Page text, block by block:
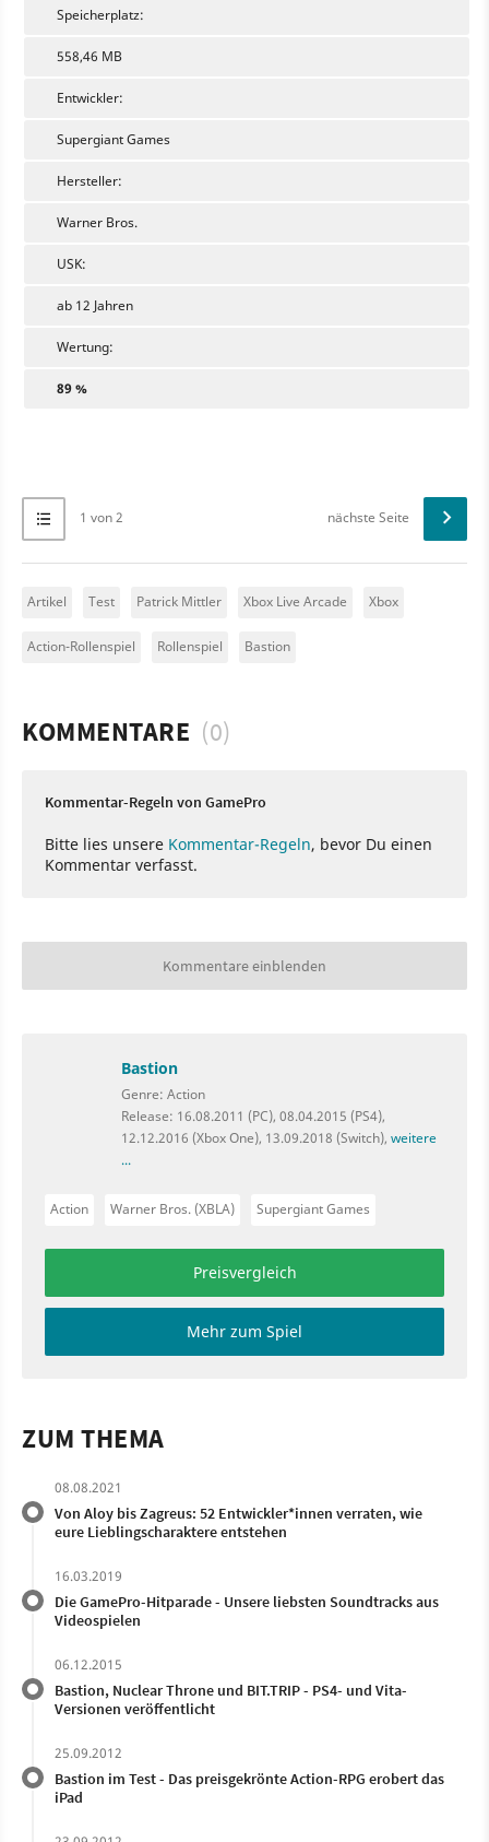
Speicherplatz:
558,46 MB
Entwickler:
Supergiant Games
Hersteller:
Warner Bros.
USK:
ab 12 Jahren
Wertung:
89 %
1 von 2 nächste Seite
Artikel Test Patrick Mittler Xbox Live Arcade Xbox
Action-Rollenspiel Rollenspiel Bastion
KOMMENTARE (0)
Kommentar-Regeln von GamePro
Bitte lies unsere Kommentar-Regeln, bevor Du einen
Kommentar verfasst.
Kommentare einblenden
Bastion
Genre: Action
Release: 16.08.2011 (PC), 08.04.2015 (PS4),
12.12.2016 (Xbox One), 13.09.2018 (Switch), weitere
...
Action Warner Bros. (XBLA) Supergiant Games
Preisvergleich
Mehr zum Spiel
ZUM THEMA
08.08.2021
Von Aloy bis Zagreus: 52 Entwickler*innen verraten, wie
eure Lieblingscharaktere entstehen
16.03.2019
Die GamePro-Hitparade - Unsere liebsten Soundtracks aus
Videospielen
06.12.2015
Bastion, Nuclear Throne und BIT.TRIP - PS4- und Vita-
Versionen veröffentlicht
25.09.2012
Bastion im Test - Das preisgekrönte Action-RPG erobert das
iPad